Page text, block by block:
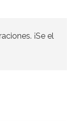
¡Se el